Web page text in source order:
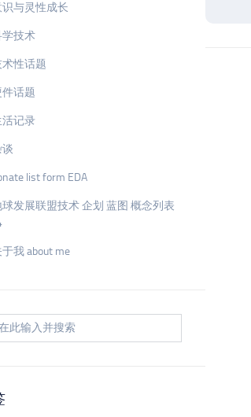
识与灵性成长
学技术
术性话题
件话题
活记录
list form EDA
球发展联盟技术 企划 蓝图 概念列表
于我 about me